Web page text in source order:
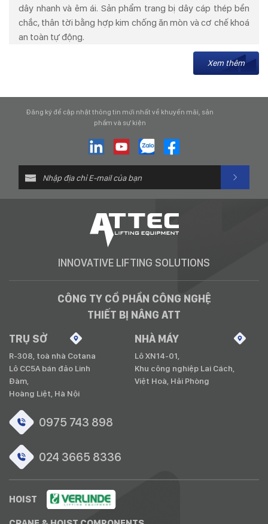
dây nhanh và êm ái. Sản phẩm trang bị dây cáp thép bền
chắc, thân tời bằng hợp kim chống ăn mòn và cơ chế khoá
an toàn tự động.
Xem thêm
Đăng ký để cập nhật thông tin mới nhất về khuyến mãi, sản
phẩm và sự kiện
INNOVATIVE LIFTING SOLUTIONS
CÔNG TY CỔ PHẦN CÔNG NGHỆ
THIẾT BỊ NÂNG ATT
TRỤ SỞ
R-308, toà nhà Cotana
Lô CC5A bán đảo Linh
Đàm,
Hoàng Liệt, Hà Nội
NHÀ MÁY
Lô XN14-01,
Khu công nghiệp Lai Cách,
Việt Hoà, Hải Phòng
0975 743 898
024 3665 8336
HOIST